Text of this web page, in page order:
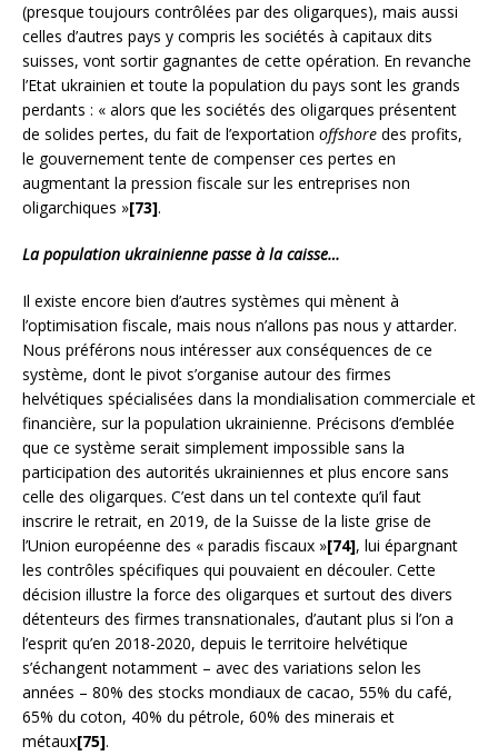
(presque toujours contrôlées par des oligarques), mais aussi
celles d’autres pays y compris les sociétés à capitaux dits
suisses, vont sortir gagnantes de cette opération. En revanche
l’Etat ukrainien et toute la population du pays sont les grands
perdants : « alors que les sociétés des oligarques présentent
de solides pertes, du fait de l’exportation offshore des profits,
le gouvernement tente de compenser ces pertes en
augmentant la pression fiscale sur les entreprises non
oligarchiques »[73].
La population ukrainienne passe à la caisse…
Il existe encore bien d’autres systèmes qui mènent à
l’optimisation fiscale, mais nous n’allons pas nous y attarder.
Nous préférons nous intéresser aux conséquences de ce
système, dont le pivot s’organise autour des firmes
helvétiques spécialisées dans la mondialisation commerciale et
financière, sur la population ukrainienne. Précisons d’emblée
que ce système serait simplement impossible sans la
participation des autorités ukrainiennes et plus encore sans
celle des oligarques. C’est dans un tel contexte qu’il faut
inscrire le retrait, en 2019, de la Suisse de la liste grise de
l’Union européenne des « paradis fiscaux »[74], lui épargnant
les contrôles spécifiques qui pouvaient en découler. Cette
décision illustre la force des oligarques et surtout des divers
détenteurs des firmes transnationales, d’autant plus si l’on a
l’esprit qu’en 2018-2020, depuis le territoire helvétique
s’échangent notamment – avec des variations selon les
années – 80% des stocks mondiaux de cacao, 55% du café,
65% du coton, 40% du pétrole, 60% des minerais et
métaux[75].